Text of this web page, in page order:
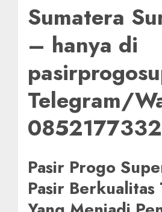
Sumatera
– hanya di
Telegram/
Pasir Progo
Pasir